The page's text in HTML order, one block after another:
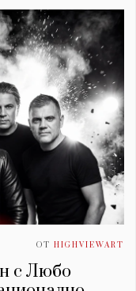
ОТ HIGHVIEWART
с Любо